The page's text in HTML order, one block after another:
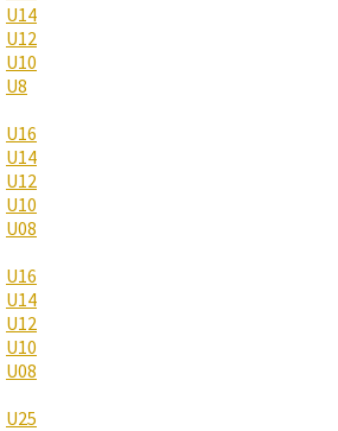
U14
U12
U10
U8
U16
U14
U12
U10
U08
U16
U14
U12
U10
U08
U25